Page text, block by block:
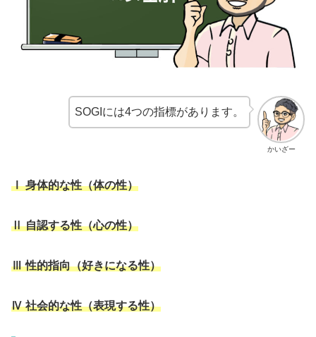
かいざー
SOGIには4つの指標があります。
Ⅰ 身体的な性（体の性）
Ⅱ 自認する性（心の性）
Ⅲ 性的指向（好きになる性）
Ⅳ 社会的な性（表現する性）